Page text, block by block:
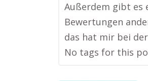
Außerdem gibt es
Bewertungen
das hat mir bei
No tags for this